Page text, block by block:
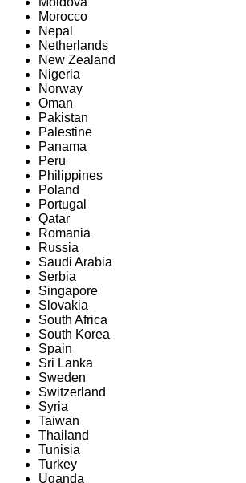
Morocco
Nepal
Netherlands
New Zealand
Nigeria
Norway
Oman
Pakistan
Palestine
Panama
Peru
Philippines
Poland
Portugal
Qatar
Romania
Russia
Saudi Arabia
Serbia
Singapore
Slovakia
South Africa
South Korea
Spain
Sri Lanka
Sweden
Switzerland
Syria
Taiwan
Thailand
Tunisia
Turkey
Uganda